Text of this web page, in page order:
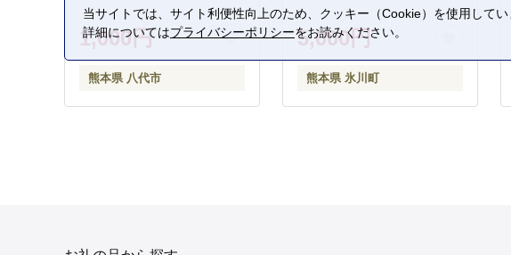
1,000円
熊本県 八代市
5,000円
熊本県 氷川町
当サイトでは、サイト利便性向上のため、クッキー（Cookie）を使用して
詳細についてはプライバシーポリシーをお読みください。